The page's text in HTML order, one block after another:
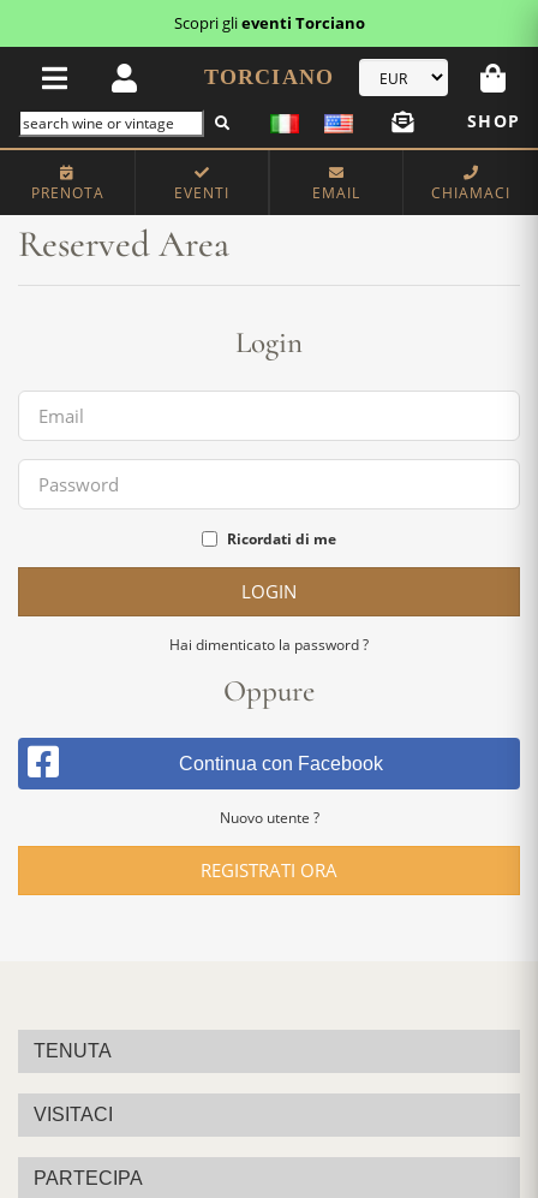
Scopri glieventi Torciano
TORCIANO
SHOP
PRENOTA EVENTI EMAIL CHIAMACI
Home Reserved Area
Reserved Area
Login
Ricordati di me
LOGIN
Hai dimenticato la password ?
Oppure
Continua con Facebook
Nuovo utente ?
REGISTRATI ORA
TENUTA
VISITACI
PARTECIPA